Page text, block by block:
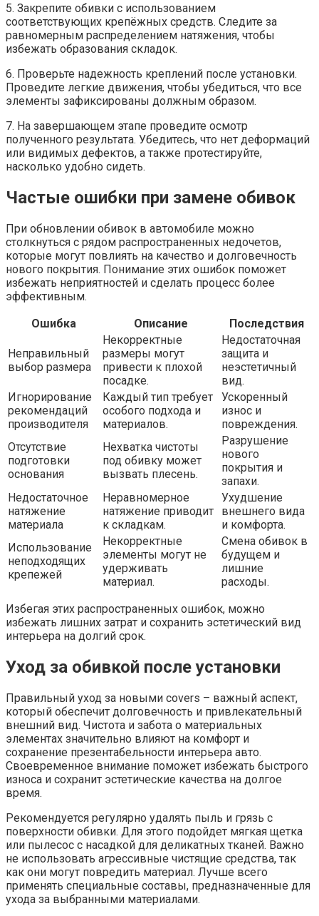
5. Закрепите обивки с использованием
соответствующих крепёжных средств. Следите за
равномерным распределением натяжения, чтобы
избежать образования складок.
6. Проверьте надежность креплений после установки.
Проведите легкие движения, чтобы убедиться, что все
элементы зафиксированы должным образом.
7. На завершающем этапе проведите осмотр
полученного результата. Убедитесь, что нет деформаций
или видимых дефектов, а также протестируйте,
насколько удобно сидеть.
Частые ошибки при замене обивок
При обновлении обивок в автомобиле можно
столкнуться с рядом распространенных недочетов,
которые могут повлиять на качество и долговечность
нового покрытия. Понимание этих ошибок поможет
избежать неприятностей и сделать процесс более
эффективным.
Ошибка
Описание Последствия
Неправильный
выбор размера
Некорректные
размеры могут
привести к плохой
посадке.
Недостаточная
защита и
неэстетичный
вид.
Игнорирование
рекомендаций
производителя
Каждый тип требует
особого подхода и
материалов.
Ускоренный
износ и
повреждения.
Отсутствие
подготовки
основания
Нехватка чистоты
под обивку может
вызвать плесень.
Разрушение
нового
покрытия и
запахи.
Недостаточное
натяжение
материала
Неравномерное
натяжение приводит
к складкам.
Ухудшение
внешнего вида
и комфорта.
Использование
неподходящих
крепежей
Некорректные
элементы могут не
удерживать
материал.
Смена обивок в
будущем и
лишние
расходы.
Избегая этих распространенных ошибок, можно
избежать лишних затрат и сохранить эстетический вид
интерьера на долгий срок.
Уход за обивкой после установки
Правильный уход за новыми covers – важный аспект,
который обеспечит долговечность и привлекательный
внешний вид. Чистота и забота о материальных
элементах значительно влияют на комфорт и
сохранение презентабельности интерьера авто.
Своевременное внимание поможет избежать быстрого
износа и сохранит эстетические качества на долгое
время.
Рекомендуется регулярно удалять пыль и грязь с
поверхности обивки. Для этого подойдет мягкая щетка
или пылесос с насадкой для деликатных тканей. Важно
не использовать агрессивные чистящие средства, так
как они могут повредить материал. Лучше всего
применять специальные составы, предназначенные для
ухода за выбранными материалами.